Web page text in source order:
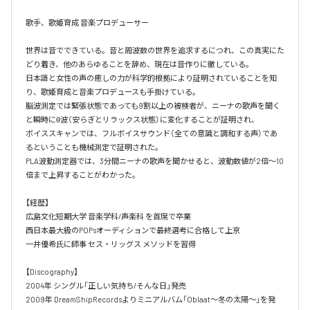
歌手、歌姫育成 音楽プロデューサー
世界は音でできている。音と周波数の世界を追求するにつれ、この真実にた
どり着き、他のあらゆることを辞め、現在は音作りに徹している。
日本語と女性の声の癒しの力が科学的根拠により証明されていることを知
り、歌姫育成と音楽プロデュースも手掛けている。
脳波測定では緊張状態であっても9割以上の被検者が、ニーナの歌声を聞く
と瞬時にθ波（安らぎとリラックス状態）に変化することが証明され、
ボイススキャンでは、フルボイスサウンド（全ての意識と調和する声）であ
るということも機械測定で証明された。
PLA波動測定器では、3分間ニーナの歌声を聞かせると、波動数値が2倍～10
倍まで上昇することがわかった。
【経歴】
広島文化短期大学 音楽学科/声楽科 を首席で卒業
西日本最大級のPOPsオーディションで最終選考に合格して上京
一井優希氏に師事 セス・リッグス メソッドを習得
【Discography】
2004年 シングル「正しい気持ち/そんな日」発売
2009年 DreamShipRecordsよりミニアルバム「Oblaat～冬の太陽～」を発